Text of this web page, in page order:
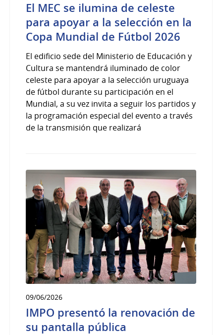
El MEC se ilumina de celeste
para apoyar a la selección en la
Copa Mundial de Fútbol 2026
El edificio sede del Ministerio de Educación y
Cultura se mantendrá iluminado de color
celeste para apoyar a la selección uruguaya
de fútbol durante su participación en el
Mundial, a su vez invita a seguir los partidos y
la programación especial del evento a través
de la transmisión que realizará
09/06/2026
IMPO presentó la renovación de
su pantalla pública